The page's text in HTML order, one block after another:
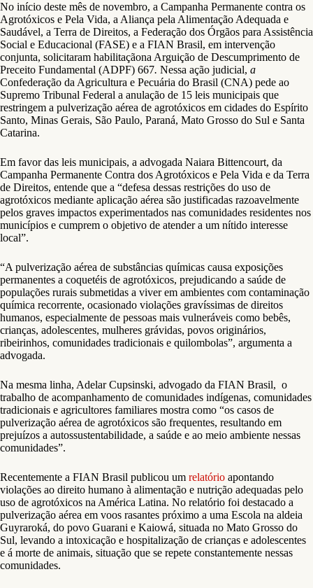
No início deste mês de novembro, a Campanha Permanente contra os
Agrotóxicos e Pela Vida, a Aliança pela Alimentação Adequada e
Saudável, a Terra de Direitos, a Federação dos Órgãos para Assistência
Social e Educacional (FASE) e a FIAN Brasil, em intervenção
conjunta, solicitaram habilitaçãona Arguição de Descumprimento de
Preceito Fundamental (ADPF) 667. Nessa ação judicial, a
Confederação da Agricultura e Pecuária do Brasil (CNA) pede ao
Supremo Tribunal Federal a anulação de 15 leis municipais que
restringem a pulverização aérea de agrotóxicos em cidades do Espírito
Santo, Minas Gerais, São Paulo, Paraná, Mato Grosso do Sul e Santa
Catarina.
Em favor das leis municipais, a advogada Naiara Bittencourt, da
Campanha Permanente Contra dos Agrotóxicos e Pela Vida e da Terra
de Direitos, entende que a “defesa dessas restrições do uso de
agrotóxicos mediante aplicação aérea são justificadas razoavelmente
pelos graves impactos experimentados nas comunidades residentes nos
municípios e cumprem o objetivo de atender a um nítido interesse
local”.
“A pulverização aérea de substâncias químicas causa exposições
permanentes a coquetéis de agrotóxicos, prejudicando a saúde de
populações rurais submetidas a viver em ambientes com contaminação
química recorrente, ocasionado violações gravíssimas de direitos
humanos, especialmente de pessoas mais vulneráveis como bebês,
crianças, adolescentes, mulheres grávidas, povos originários,
ribeirinhos, comunidades tradicionais e quilombolas”, argumenta a
advogada.
Na mesma linha, Adelar Cupsinski, advogado da FIAN Brasil, o
trabalho de acompanhamento de comunidades indígenas, comunidades
tradicionais e agricultores familiares mostra como “os casos de
pulverização aérea de agrotóxicos são frequentes, resultando em
prejuízos a autossustentabilidade, a saúde e ao meio ambiente nessas
comunidades”.
Recentemente a FIAN Brasil publicou um relatório apontando
violações ao direito humano à alimentação e nutrição adequadas pelo
uso de agrotóxicos na América Latina. No relatório foi destacado a
pulverização aérea em voos rasantes próximo a uma Escola na aldeia
Guyraroká, do povo Guarani e Kaiowá, situada no Mato Grosso do
Sul, levando a intoxicação e hospitalização de crianças e adolescentes
e á morte de animais, situação que se repete constantemente nessas
comunidades.